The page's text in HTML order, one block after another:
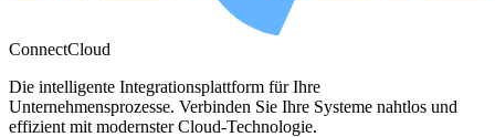
ConnectCloud
Die intelligente Integrationsplattform für Ihre
Unternehmensprozesse. Verbinden Sie Ihre Systeme nahtlos und
effizient mit modernster Cloud-Technologie.